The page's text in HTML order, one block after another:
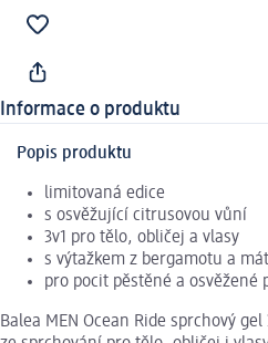
Informace o produktu
Popis produktu
limitovaná edice
s osvěžující citrusovou vůní
3v1 pro tělo, obličej a vlasy
s výtažkem z bergamotu a
pro pocit pěstěné a osvěžené
Balea MEN Ocean Ride sprchový